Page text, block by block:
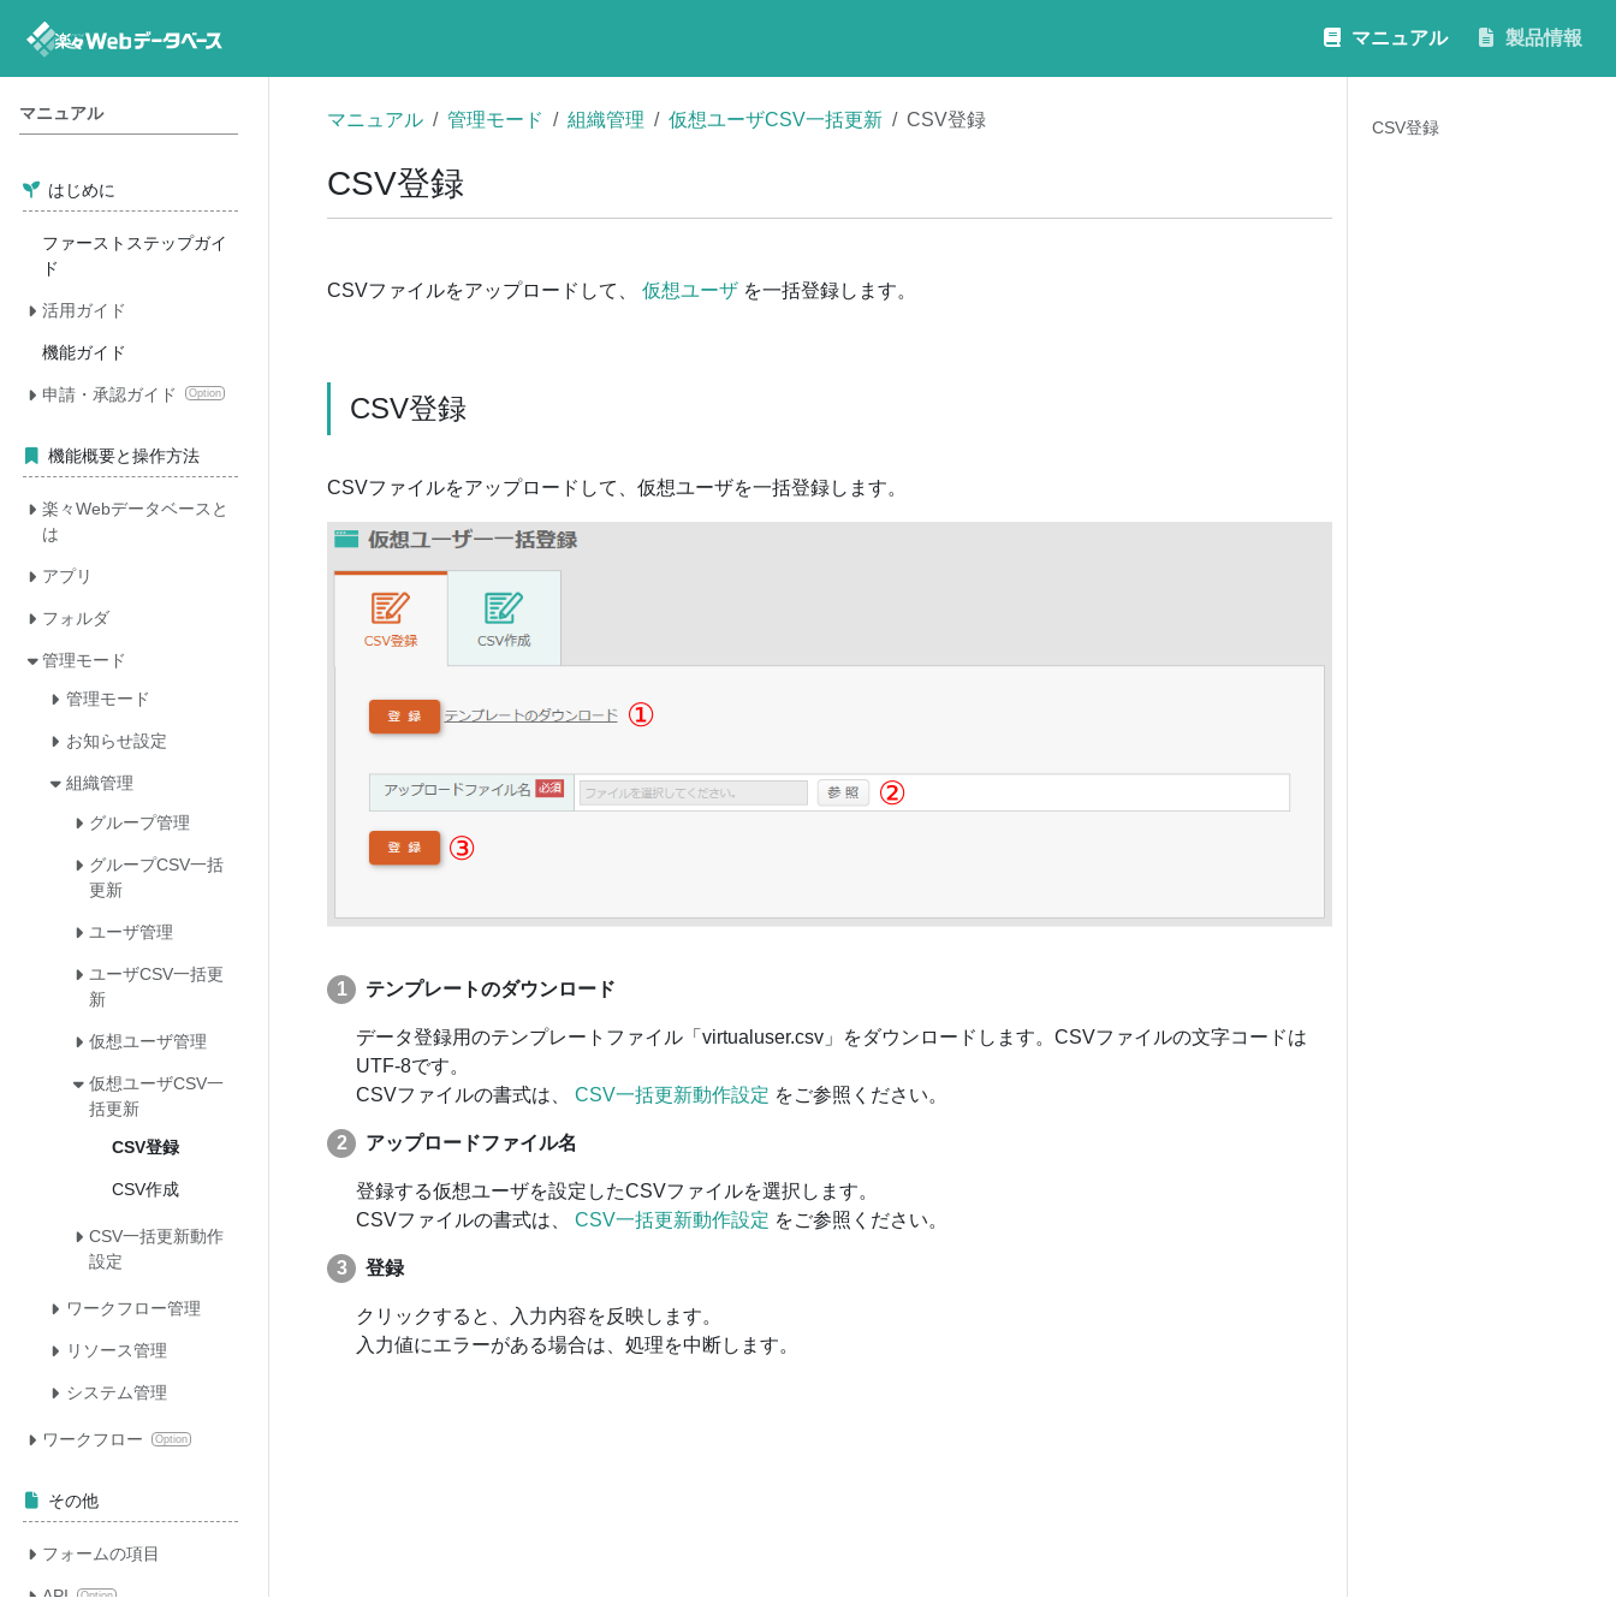
マニュアル 製品情報
マニュアル
はじめに
ファーストステップガイ
ド
活用ガイド
機能ガイド
申請・承認ガイド Option
機能概要と操作方法
楽々Webデータベースと
は
アプリ
フォルダ
管理モード
管理モード
お知らせ設定
組織管理
グループ管理
グループCSV一括
更新
ユーザ管理
ユーザCSV一括更
新
仮想ユーザ管理
仮想ユーザCSV一
括更新
CSV登録
CSV作成
CSV一括更新動作
設定
ワークフロー管理
リソース管理
システム管理
ワークフロー Option
その他
フォームの項目
API Option
CSV登録
マニュアル 管理モード 組織管理 仮想ユーザCSV一括更新 CSV登録
CSV登録
CSVファイルをアップロードして、 仮想ユーザ を一括登録します。
CSV登録
CSVファイルをアップロードして、仮想ユーザを一括登録します。
テンプレートのダウンロード
データ登録用のテンプレートファイル「virtualuser.csv」をダウンロードします。CSVファイルの文字コードは
UTF-8です。
CSVファイルの書式は、 CSV一括更新動作設定 をご参照ください。
アップロードファイル名
登録する仮想ユーザを設定したCSVファイルを選択します。
CSVファイルの書式は、 CSV一括更新動作設定 をご参照ください。
登録
クリックすると、入力内容を反映します。
入力値にエラーがある場合は、処理を中断します。